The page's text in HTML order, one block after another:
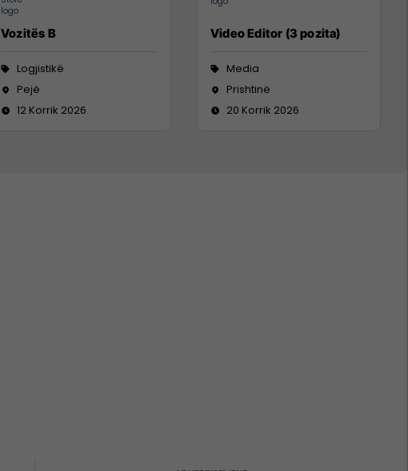
Vozitës B
Logjistikë
Pejë
12 Korrik 2026
Video Editor (3 pozita)
Media
Prishtinë
20 Korrik 2026